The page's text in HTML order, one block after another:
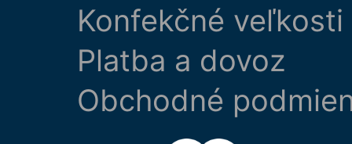
Konfekčné veľkosti
Platba a dovoz
Obchodné